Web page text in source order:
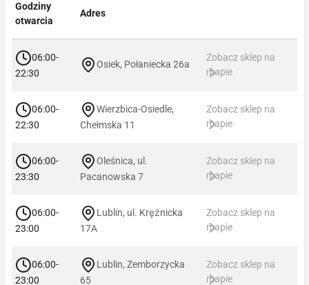
Godziny
otwarcia
Adres
06:00-
22:30
Osiek, Połaniecka 26a
Zobacz sklep na
mapie
06:00-
22:30
Wierzbica-Osiedle,
Chełmska 11
Zobacz sklep na
mapie
06:00-
23:30
Oleśnica, ul.
Pacanowska 7
Zobacz sklep na
mapie
06:00-
23:00
Lublin, ul. Krężnicka
17A
Zobacz sklep na
mapie
06:00-
23:00
Lublin, Zemborzycka
65
Zobacz sklep na
mapie